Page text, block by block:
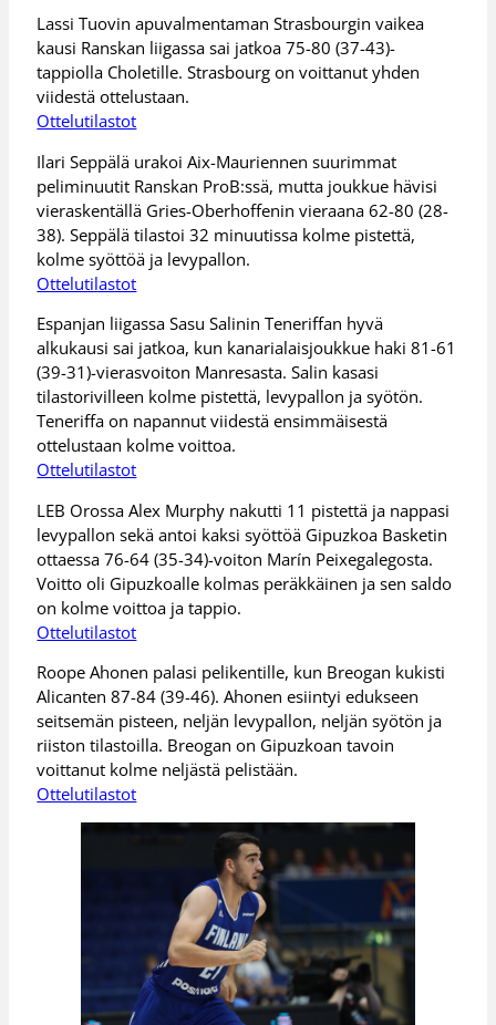
Lassi Tuovin apuvalmentaman Strasbourgin vaikea
kausi Ranskan liigassa sai jatkoa 75-80 (37-43)-
tappiolla Choletille. Strasbourg on voittanut yhden
viidestä ottelustaan.
Ottelutilastot
Ilari Seppälä urakoi Aix-Mauriennen suurimmat
peliminuutit Ranskan ProB:ssä, mutta joukkue hävisi
vieraskentällä Gries-Oberhoffenin vieraana 62-80 (28-
38). Seppälä tilastoi 32 minuutissa kolme pistettä,
kolme syöttöä ja levypallon.
Ottelutilastot
Espanjan liigassa Sasu Salinin Teneriffan hyvä
alkukausi sai jatkoa, kun kanarialaisjoukkue haki 81-61
(39-31)-vierasvoiton Manresasta. Salin kasasi
tilastorivilleen kolme pistettä, levypallon ja syötön.
Teneriffa on napannut viidestä ensimmäisestä
ottelustaan kolme voittoa.
Ottelutilastot
LEB Orossa Alex Murphy nakutti 11 pistettä ja nappasi
levypallon sekä antoi kaksi syöttöä Gipuzkoa Basketin
ottaessa 76-64 (35-34)-voiton Marín Peixegalegosta.
Voitto oli Gipuzkoalle kolmas peräkkäinen ja sen saldo
on kolme voittoa ja tappio.
Ottelutilastot
Roope Ahonen palasi pelikentille, kun Breogan kukisti
Alicanten 87-84 (39-46). Ahonen esiintyi edukseen
seitsemän pisteen, neljän levypallon, neljän syötön ja
riiston tilastoilla. Breogan on Gipuzkoan tavoin
voittanut kolme neljästä pelistään.
Ottelutilastot